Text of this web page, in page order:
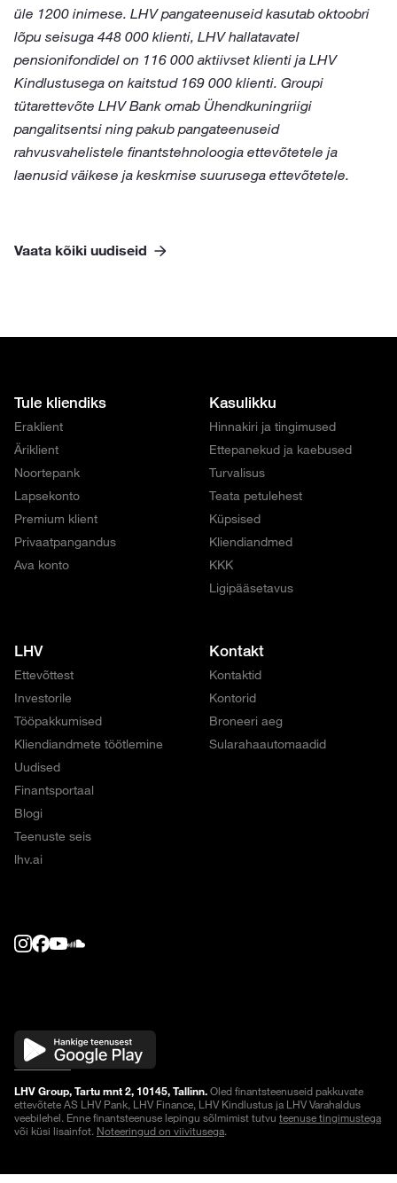
üle 1200 inimese. LHV pangateenuseid kasutab oktoobri
lõpu seisuga 448 000 klienti, LHV hallatavatel
pensionifondidel on 116 000 aktiivset klienti ja LHV
Kindlustusega on kaitstud 169 000 klienti. Groupi
tütarettevõte LHV Bank omab Ühendkuningriigi
pangalitsentsi ning pakub pangateenuseid
rahvusvahelistele finantstehnoloogia ettevõtetele ja
laenusid väikese ja keskmise suurusega ettevõtetele.
Vaata kõiki uudiseid
Tule kliendiks
Eraklient
Äriklient
Noortepank
Lapsekonto
Premium klient
Privaatpangandus
Ava konto
Kasulikku
Hinnakiri ja tingimused
Ettepanekud ja kaebused
Turvalisus
Teata petulehest
Küpsised
Kliendiandmed
KKK
Ligipääsetavus
LHV
Ettevõttest
Investorile
Tööpakkumised
Kliendiandmete töötlemine
Uudised
Finantsportaal
Blogi
Teenuste seis
lhv.ai
Kontakt
Kontaktid
Kontorid
Broneeri aeg
Sularahaautomaadid
LHV Group, Tartu mnt 2, 10145, Tallinn.Oled finantsteenuseid pakkuvate
ettevõtete AS LHV Pank, LHV Finance, LHV Kindlustus ja LHV Varahaldus
veebilehel. Enne finantsteenuse lepingu sõlmimist tutvu teenuse tingimustega
või küsi lisainfot. Noteeringud on viivitusega.